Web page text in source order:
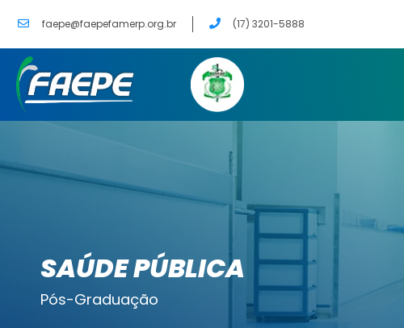
faepe@faepefamerp.org.br (17) 3201-5888
SAÚDE PÚBLICA
Pós-Graduação